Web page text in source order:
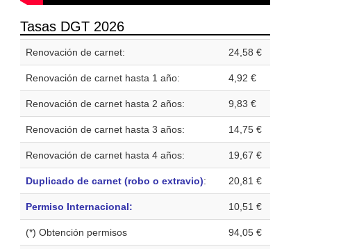
Tasas DGT 2026
Renovación de carnet: 24,58 €
Renovación de carnet hasta 1 año: 4,92 €
Renovación de carnet hasta 2 años: 9,83 €
Renovación de carnet hasta 3 años: 14,75 €
Renovación de carnet hasta 4 años: 19,67 €
Duplicado de carnet (robo o extravio): 20,81 €
Permiso Internacional: 10,51 €
(*) Obtención permisos 94,05 €